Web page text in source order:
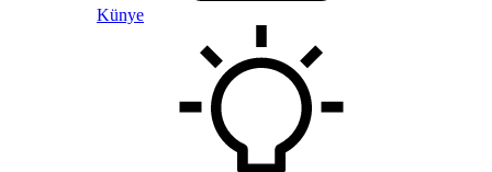
Künye